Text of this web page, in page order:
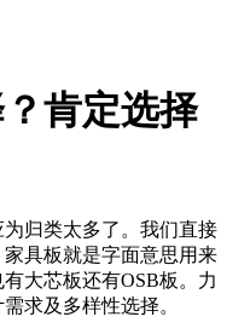
肯定选择
归类太多了。我们直接
具板就是字面意思用来
有大芯板还有OSB板。力
求及多样性选择。